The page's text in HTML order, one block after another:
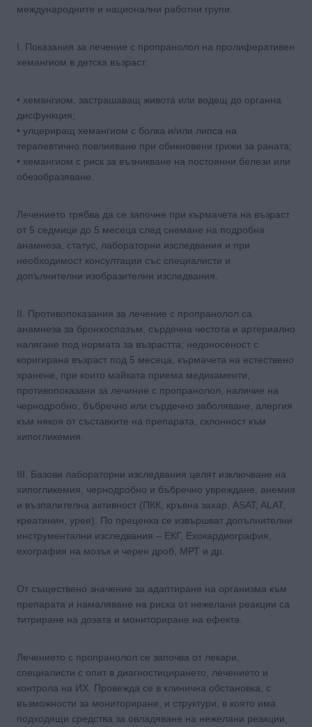
международните и национални работни групи.
І. Показания за лечение с пропранолол на пролиферативен
хемангиом в детска възраст:
• хемангиом, застрашаващ живота или водещ до органна
дисфункция;
• улцериращ хемангиом с болка и/или липса на
терапевтично повлияване при обикновени грижи за раната;
• хемангиом с риск за възникване на постоянни белези или
обезобразяване.
Лечението трябва да се започне при кърмачета на възраст
от 5 седмици до 5 месеца след снемане на подробна
анамнеза, статус, лабораторни изследвания и при
необходимост консултации със специалисти и
допълнителни изобразителни изследвания.
ІІ. Противопоказания за лечение с пропранолол са
анамнеза за бронхоспазъм, сърдечна честота и артериално
налягане под нормата за възрастта; недоносеност с
коригирана възраст под 5 месеца, кърмачета на естествено
хранене, при които майката приема медикаменти,
противопоказани за лечиние с пропранолол, наличие на
чернодробно, бъбречно или сърдечно заболяване, алергия
към някоя от съставките на препарата, склонност към
хипогликемия.
ІІІ. Базови лабораторни изследвания целят изключване на
хипогликемия, чернодробно и бъбречно увреждане, анемия
и възпалителна активност (ПКК, кръвна захар, ASAT, ALAT,
креатинин, урея). По преценка се извършват допълнителни
инструментални изследвания – ЕКГ, Ехокардиография,
ехография на мозък и черен дроб, МРТ и др.
От съществено значение за адаптиране на организма към
препарата и намаляване на риска от нежелани реакции са
титриране на дозата и мониториране на ефекта.
Лечението с пропранолол се започва от лекари,
специалисти с опит в диагностицирането, лечението и
контрола на ИХ. Провежда се в клинична обстановка, с
възможности за мониториране, и структури, в която има
подходящи средства за овладяване на нежелани реакции,